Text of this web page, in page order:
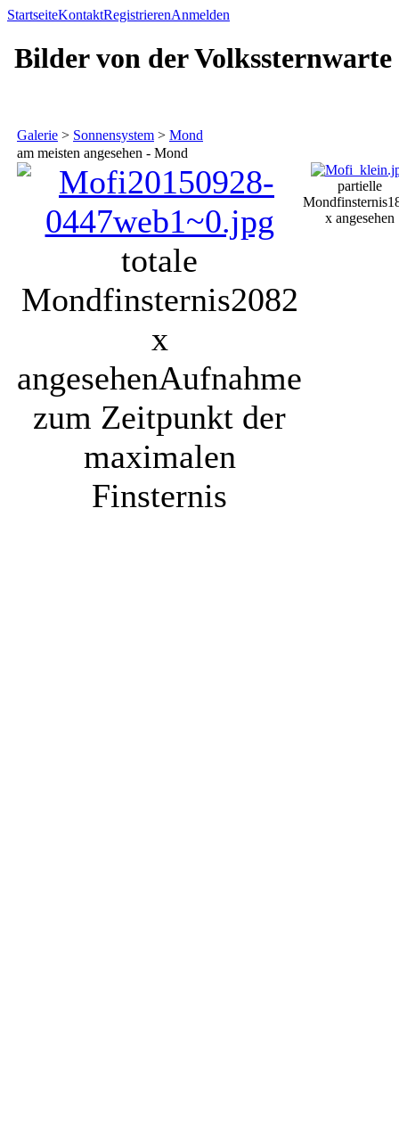
StartseiteKontaktRegistrierenAnmelden
Bilder von der Volkssternwarte
Galerie > Sonnensystem > Mond
am meisten angesehen - Mond
totale
Mondfinsternis2082
x
angesehenAufnahme
zum Zeitpunkt der
maximalen
Finsternis
partielle
Mondfinsternis
x angesehen